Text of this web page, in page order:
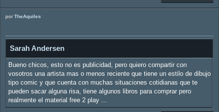
porTheAquiles
Sarah Andersen
Bueno chicos, esto no es publicidad, pero quiero compartir con
vosotros una artista mas o menos reciente que tiene un estilo de dibujo
tipo comic y que cuenta con muchas situaciones cotidianas que te
pueden sacar alguna risa, tiene algunos libros para comprar pero
realmente el material free 2 play ...